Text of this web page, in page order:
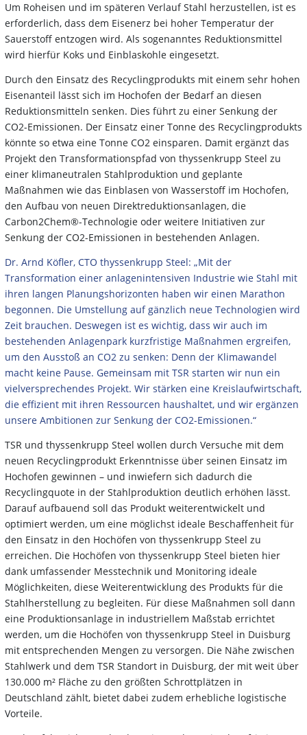
Um Roheisen und im späteren Verlauf Stahl herzustellen, ist es
erforderlich, dass dem Eisenerz bei hoher Temperatur der
Sauerstoff entzogen wird. Als sogenanntes Reduktionsmittel
wird hierfür Koks und Einblaskohle eingesetzt.
Durch den Einsatz des Recyclingprodukts mit einem sehr hohen
Eisenanteil lässt sich im Hochofen der Bedarf an diesen
Reduktionsmitteln senken. Dies führt zu einer Senkung der
CO2-Emissionen. Der Einsatz einer Tonne des Recyclingprodukts
könnte so etwa eine Tonne CO2 einsparen. Damit ergänzt das
Projekt den Transformationspfad von thyssenkrupp Steel zu
einer klimaneutralen Stahlproduktion und geplante
Maßnahmen wie das Einblasen von Wasserstoff im Hochofen,
den Aufbau von neuen Direktreduktionsanlagen, die
Carbon2Chem®-Technologie oder weitere Initiativen zur
Senkung der CO2-Emissionen in bestehenden Anlagen.
Dr. Arnd Köfler, CTO thyssenkrupp Steel: „Mit der
Transformation einer anlagenintensiven Industrie wie Stahl mit
ihren langen Planungshorizonten haben wir einen Marathon
begonnen. Die Umstellung auf gänzlich neue Technologien wird
Zeit brauchen. Deswegen ist es wichtig, dass wir auch im
bestehenden Anlagenpark kurzfristige Maßnahmen ergreifen,
um den Ausstoß an CO2 zu senken: Denn der Klimawandel
macht keine Pause. Gemeinsam mit TSR starten wir nun ein
vielversprechendes Projekt. Wir stärken eine Kreislaufwirtschaft,
die effizient mit ihren Ressourcen haushaltet, und wir ergänzen
unsere Ambitionen zur Senkung der CO2-Emissionen.“
TSR und thyssenkrupp Steel wollen durch Versuche mit dem
neuen Recyclingprodukt Erkenntnisse über seinen Einsatz im
Hochofen gewinnen – und inwiefern sich dadurch die
Recyclingquote in der Stahlproduktion deutlich erhöhen lässt.
Darauf aufbauend soll das Produkt weiterentwickelt und
optimiert werden, um eine möglichst ideale Beschaffenheit für
den Einsatz in den Hochöfen von thyssenkrupp Steel zu
erreichen. Die Hochöfen von thyssenkrupp Steel bieten hier
dank umfassender Messtechnik und Monitoring ideale
Möglichkeiten, diese Weiterentwicklung des Produkts für die
Stahlherstellung zu begleiten. Für diese Maßnahmen soll dann
eine Produktionsanlage in industriellem Maßstab errichtet
werden, um die Hochöfen von thyssenkrupp Steel in Duisburg
mit entsprechenden Mengen zu versorgen. Die Nähe zwischen
Stahlwerk und dem TSR Standort in Duisburg, der mit weit über
130.000 m² Fläche zu den größten Schrottplätzen in
Deutschland zählt, bietet dabei zudem erhebliche logistische
Vorteile.